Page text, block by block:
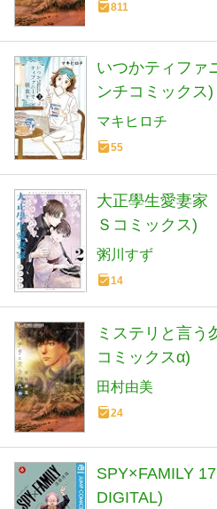
811
いつかティフ
ンチコミックス)
マキヒロチ
55
大正學生愛妻家
Ｓコミックス)
粥川すず
14
ミステリと言う
コミックスα)
田村由美
24
SPY×FAMILY
DIGITAL)